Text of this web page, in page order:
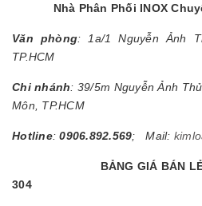
Nhà Phân Phối INOX
Văn phòng: 1a/1 Nguyễn Ảnh
TP.HCM
Chi nhánh: 39/5m Nguyễn Ảnh
Môn, TP.HCM
Hotline:0906.892.569; Mail:
BẢNG GIÁ BÁN
304